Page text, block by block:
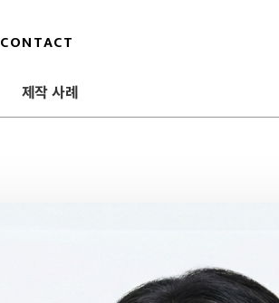
CONTACT
제작 사례